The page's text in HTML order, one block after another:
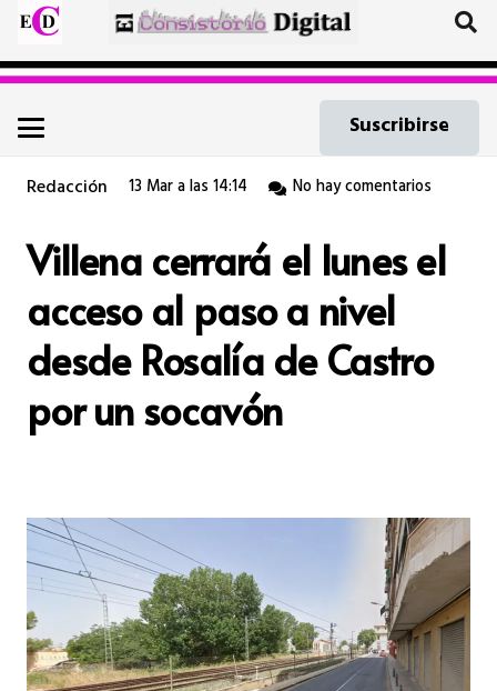
Suscribirse
Redacción 13 Mar a las 14:14 No hay comentarios
Villena cerrará el lunes el
acceso al paso a nivel
desde Rosalía de Castro
por un socavón